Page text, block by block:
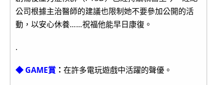
公司根據主治醫師的建議也限制她不要參加公開的活
動，以安心休養……祝福他能早日康復。
.
◆ GAME賞 ： 在許多電玩遊戲中活躍的聲優。